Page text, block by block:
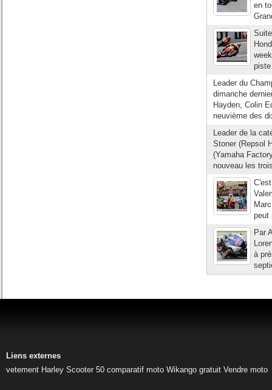
en
Leader du
dimanche
Hayden, Colin
neuvième des
Leader de la
Stoner (Repsol
(Yamaha
nouveau les
peut
Par
à
Liens externes
vetement Harley Scooter 50 comparatif moto Wikango gratuit Vendre moto